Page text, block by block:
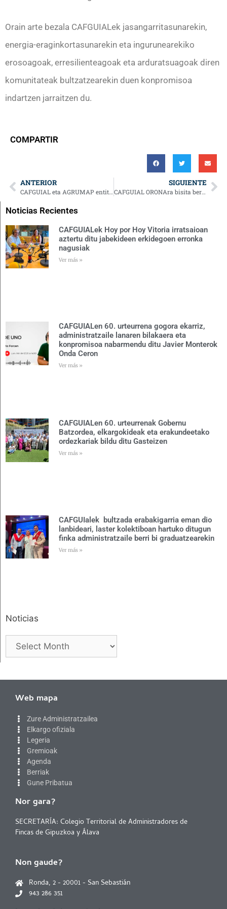
Orain arte bezala CAFGUIALek jasangarritasunarekin,
energia-eraginkortasunarekin eta ingurunearekiko
erosoagoak, erresilienteagoak eta arduratsuagoak diren
komunitateak bultzatzearekin duen konpromisoa
indartzen jarraitzen du.
COMPARTIR
ANTERIOR
CAFGUIAL eta AGRUMAP entitateen arteko topaketa, bi sektoreen arteko lankidetza indartzera begira
SIGUIENTE
CAFGUIAL ORONAra bisita berria
Noticias Recientes
CAFGUIALek Hoy por Hoy Vitoria irratsaioan
aztertu ditu jabekideen erkidegoen erronka
nagusiak
Ver más »
CAFGUIALen 60. urteurrena gogora ekarriz,
administratzaile lanaren bilakaera eta
konpromisoa nabarmendu ditu Javier Monterok
Onda Ceron
Ver más »
CAFGUIALen 60. urteurrenak Gobernu
Batzordea, elkargokideak eta erakundeetako
ordezkariak bildu ditu Gasteizen
Ver más »
CAFGUIalek bultzada erabakigarria eman dio
lanbideari, laster kolektiboan hartuko ditugun
finka administratzaile berri bi graduatzearekin
Ver más »
Noticias
Web mapa
Zure Administratzailea
Elkargo ofiziala
Legeria
Gremioak
Agenda
Berriak
Gune Pribatua
Nor gara?
SECRETARÍA: Colegio Territorial de Administradores de
Fincas de Gipuzkoa y Álava
Non gaude?
Ronda, 2 - 20001 - San Sebastián
943 286 351